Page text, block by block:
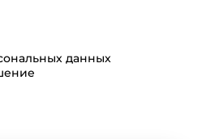
данных